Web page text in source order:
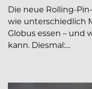
Die neue Rolling-
wie unterschiedlich
Globus essen – und
kann. Diesmal:…